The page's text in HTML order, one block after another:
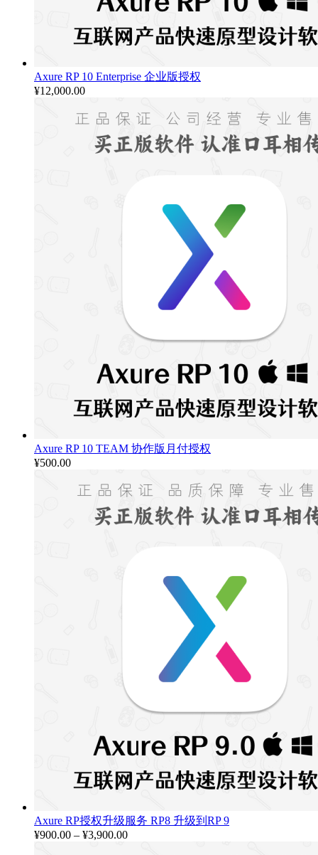
Axure RP 10 Enterprise 企业版授权
¥12,000.00
Axure RP 10 TEAM 协作版月付授权
¥500.00
Axure RP授权升级服务 RP8 升级到RP 9
¥900.00 – ¥3,900.00价